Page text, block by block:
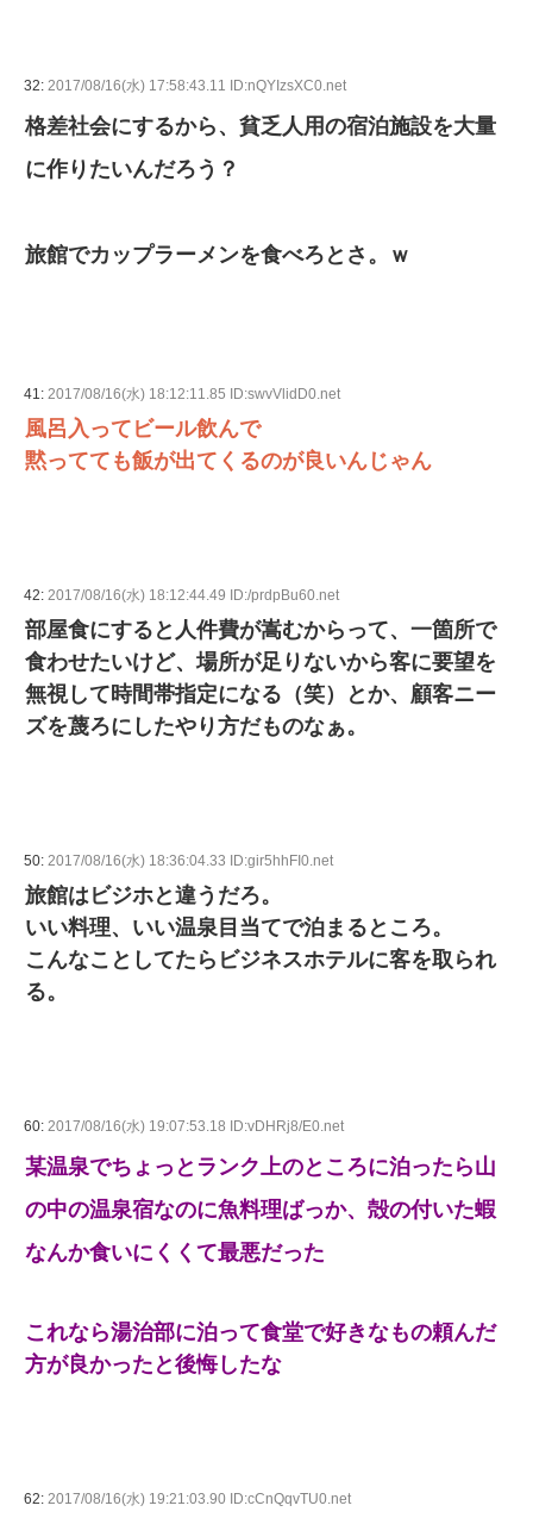
32: 2017/08/16(水) 17:58:43.11 ID:nQYIzsXC0.net
格差社会にするから、貧乏人用の宿泊施設を大量
に作りたいんだろう？
旅館でカップラーメンを食べろとさ。ｗ
41: 2017/08/16(水) 18:12:11.85 ID:swvVlidD0.net
風呂入ってビール飲んで
黙ってても飯が出てくるのが良いんじゃん
42: 2017/08/16(水) 18:12:44.49 ID:/prdpBu60.net
部屋食にすると人件費が嵩むからって、一箇所で
食わせたいけど、場所が足りないから客に要望を
無視して時間帯指定になる（笑）とか、顧客ニー
ズを蔑ろにしたやり方だものなぁ。
50: 2017/08/16(水) 18:36:04.33 ID:gir5hhFI0.net
旅館はビジホと違うだろ。
いい料理、いい温泉目当てで泊まるところ。
こんなことしてたらビジネスホテルに客を取られ
る。
60: 2017/08/16(水) 19:07:53.18 ID:vDHRj8/E0.net
某温泉でちょっとランク上のところに泊ったら山
の中の温泉宿なのに魚料理ばっか、殻の付いた蝦
なんか食いにくくて最悪だった
これなら湯治部に泊って食堂で好きなもの頼んだ
方が良かったと後悔したな
62: 2017/08/16(水) 19:21:03.90 ID:cCnQqvTU0.net